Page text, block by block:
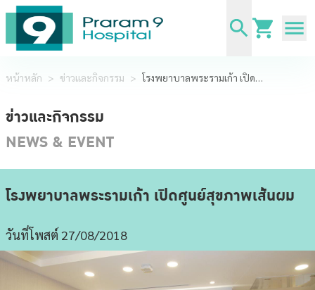
หน้าหลัก > ข่าวและกิจกรรม > โรงพยาบาลพระรามเก้า เปิดศูนย์สุขภาพเส้นผม
ข่าวและกิจกรรม
NEWS & EVENT
โรงพยาบาลพระรามเก้า เปิดศูนย์สุขภาพเส้นผม
วันที่โพสต์ 27/08/2018